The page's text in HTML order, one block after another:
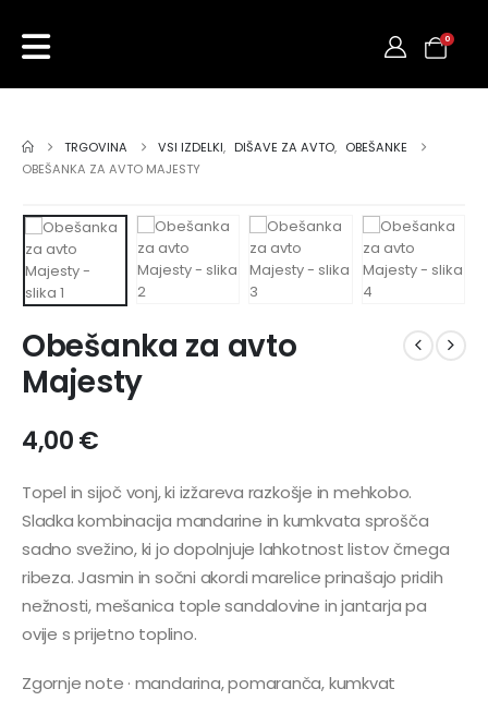
0
TRGOVINA VSI IZDELKI, DIŠAVE ZA AVTO, OBEŠANKE
OBEŠANKA ZA AVTO MAJESTY
Obešanka za avto
Majesty
4,00€
Topel in sijoč vonj, ki izžareva razkošje in mehkobo.
Sladka kombinacija mandarine in kumkvata sprošča
sadno svežino, ki jo dopolnjuje lahkotnost listov črnega
ribeza. Jasmin in sočni akordi marelice prinašajo pridih
nežnosti, mešanica tople sandalovine in jantarja pa
ovije s prijetno toplino.
Zgornje note · mandarina, pomaranča, kumkvat